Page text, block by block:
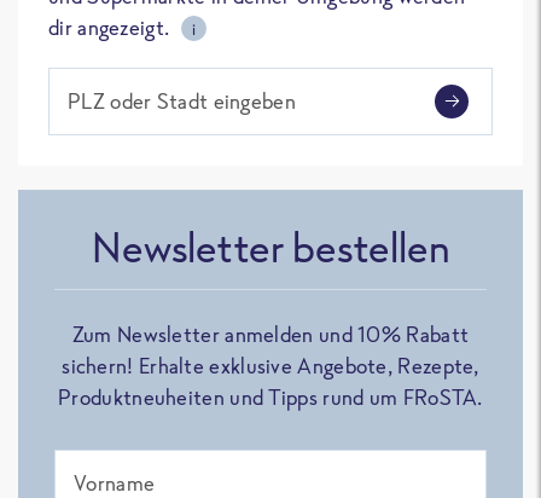
dir angezeigt.
i
PLZ oder Stadt eingeben
Newsletter bestellen
Zum Newsletter anmelden und 10% Rabatt
sichern! Erhalte exklusive Angebote, Rezepte,
Produktneuheiten und Tipps rund um FRoSTA.
Vorname